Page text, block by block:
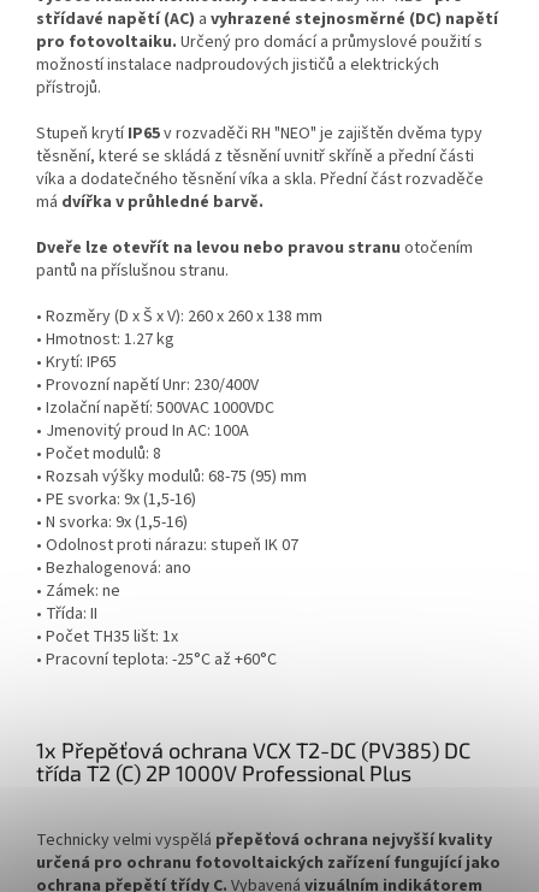
střídavé napětí (AC) a vyhrazené stejnosměrné (DC) napětí
pro fotovoltaiku. Určený pro domácí a průmyslové použití s
možností instalace nadproudových jističů a elektrických
přístrojů.
Stupeň krytí IP65v rozvaděči RH "NEO" je zajištěn dvěma typy
těsnění, které se skládá z těsnění uvnitř skříně a přední části
víka a dodatečného těsnění víka a skla. Přední část rozvaděče
má dvířka v průhledné barvě.
Dveře lze otevřít na levou nebo pravou stranu otočením
pantů na příslušnou stranu.
• Rozměry (D x Š x V): 260 x 260 x 138 mm
• Hmotnost: 1.27 kg
• Krytí: IP65
• Provozní napětí Unr: 230/400V
• Izolační napětí: 500VAC 1000VDC
• Jmenovitý proud In AC: 100A
• Počet modulů: 8
• Rozsah výšky modulů: 68-75 (95) mm
• PE svorka: 9x (1,5-16)
• N svorka: 9x (1,5-16)
• Odolnost proti nárazu: stupeň IK 07
• Bezhalogenová: ano
• Zámek: ne
• Třída: II
• Počet TH35 lišt: 1x
• Pracovní teplota: -25°C až +60°C
1x Přepěťová ochrana VCX T2-DC (PV385) DC
třída T2 (C) 2P 1000V Professional Plus
Technicky velmi vyspělá přepěťová ochrana nejvyšší kvality
určená pro ochranu fotovoltaických zařízení fungující jako
ochrana přepětí třídy C. Vybavená vizuálním indikátorem